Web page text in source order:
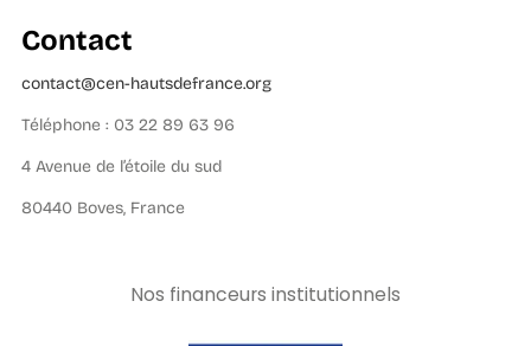
Contact
contact@cen-hautsdefrance.org
Téléphone : 03 22 89 63 96
4 Avenue de l’étoile du sud
80440 Boves, France
Nos financeurs institutionnels